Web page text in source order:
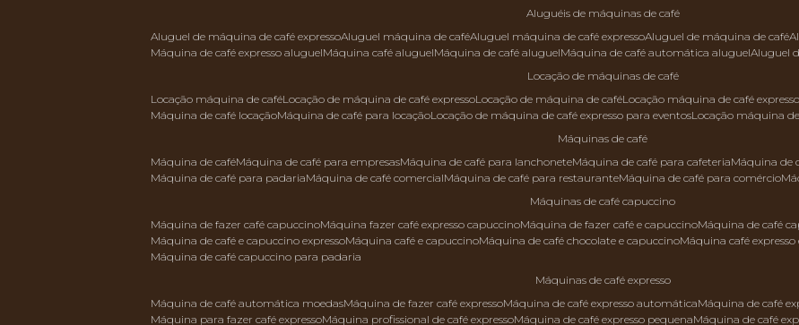
aluguéis de máquinas de café
aluguel de máquina de café expresso aluguel máquina de café aluguel máquina de café expresso aluguel de máquina de café
máquina de café expresso aluguel
máquina café aluguel máquina de café aluguel máquina de café automática aluguel aluguel
locação de máquinas de café
locação máquina de café locação de máquina de café expresso locação de máquina de café locação máquina de café expresso
máquina de café locação
máquina de café para locação locação de máquina de café expresso para eventos locação máquina
máquinas de café
máquina de café
máquina de café para empresas máquina de café para lanchonete máquina de café para cafeteria máquina
máquina de café para padaria
máquina de café comercial máquina de café para restaurante máquina de café para comércio
máquinas de café capuccino
máquina de fazer café capuccino
máquina fazer café expresso capuccino máquina de fazer café e capuccino máquina de café
máquina de café e capuccino expresso
máquina café e capuccino máquina de café chocolate e capuccino máquina café
máquina de café capuccino para padaria
máquinas de café expresso
máquina de café automática moedas
máquina de fazer café expresso máquina de café expresso automática máquina de café
máquina para fazer café expresso
máquina profissional de café expresso máquina de café expresso pequena máquina de café